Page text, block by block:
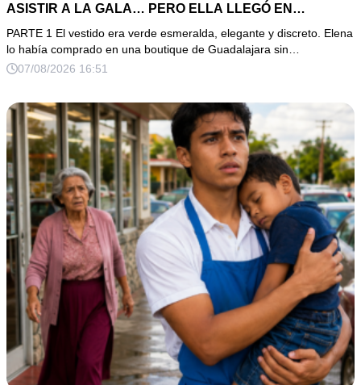
ASISTIR A LA GALA… PERO ELLA LLEGÓ EN
LIMUSINA COMO INVITADA DE HONOR DEL DUEÑO DE
LA EMPRESA
PARTE 1 El vestido era verde esmeralda, elegante y discreto. Elena
lo había comprado en una boutique de Guadalajara sin…
07/08/2026 16:51